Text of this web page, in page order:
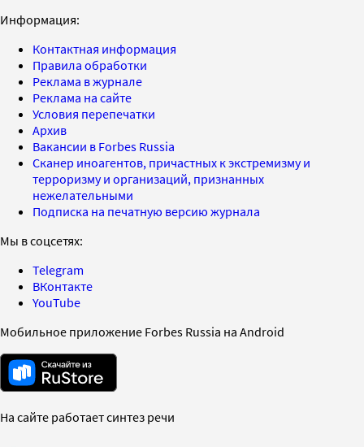
Информация:
Контактная информация
Правила обработки
Реклама в журнале
Реклама на сайте
Условия перепечатки
Архив
Вакансии в Forbes Russia
Сканер иноагентов, причастных к экстремизму и
терроризму и организаций, признанных
нежелательными
Подписка на печатную версию журнала
Мы в соцсетях:
Telegram
ВКонтакте
YouTube
Мобильное приложение Forbes Russia на Android
На сайте работает синтез речи